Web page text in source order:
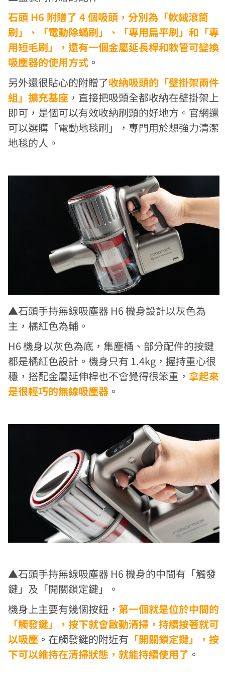
石頭 H6 附贈了 4 個吸頭，分別為「軟絨滾筒
刷」、「電動除蟎刷」、「專用扁平刷」和「專
用短毛刷」，還有一個金屬延長桿和軟管可變換
吸塵器的使用方式 。
另外還很貼心的附贈了收納吸頭的「壁掛架兩件
組」擴充基座 ，直接把吸頭全都收納在壁掛架上
即可，是個可以有效收納刷頭的好地方。官網還
可以選購「電動地毯刷」，專門用於想強力清潔
地毯的人。
▲石頭手持無線吸塵器 H6 機身設計以灰色為
主，橘紅色為輔。
H6 機身以灰色為底，集塵桶、部分配件的按鍵
都是橘紅色設計。機身只有 1.4kg，握持重心很
穩，搭配金屬延伸桿也不會覺得很笨重， 拿起來
是很輕巧的無線吸塵器 。
▲石頭手持無線吸塵器 H6 機身的中間有「觸發
鍵」及「開關鎖定鍵」。
機身上主要有幾個按鈕， 第一個就是位於中間的
「觸發鍵」，按下就會啟動清掃，持續按著就可
以吸塵 。在觸發鍵的附近有 「開關鎖定鍵」，按
下可以維持在清掃狀態，就能持續使用了 。